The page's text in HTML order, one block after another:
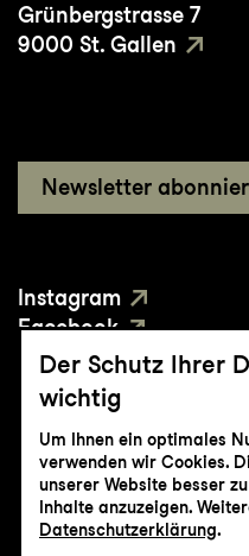
Grünbergstrasse 7
9000 St. Gallen
Newsletter
Instagram
Facebook
YouTube
© Genossenschaft
Der Schutz Ihrer
wichtig
Um Ihnen ein optimales
verwenden wir Cookies.
unserer Website besser
Inhalte anzuzeigen.
Datenschutzerklärung.